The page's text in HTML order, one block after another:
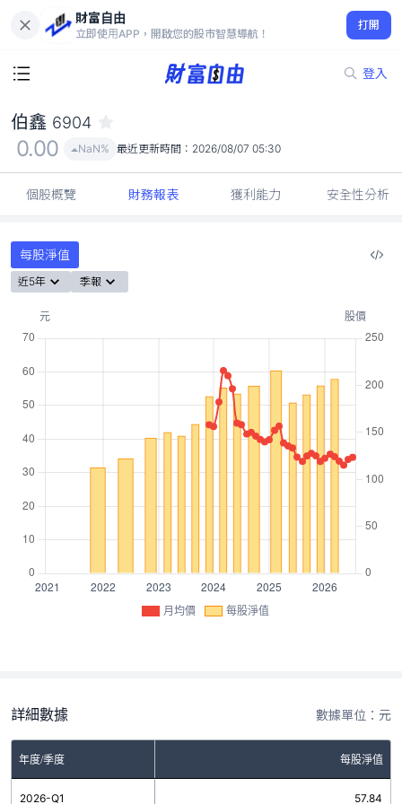
財富自由
立即使用APP，開啟您的股市智慧導航！
打開
登入
0.00
NaN%
伯鑫 6904
0.00 NaN% 最近更新時間： 2026/08/07 05:30
個股概覽 財務報表 獲利能力 安全性分析
每股淨值
近5年 季報
月均價 每股淨值
詳細數據 數據單位：元
年度/季度 每股淨值
2026-Q1 57.84